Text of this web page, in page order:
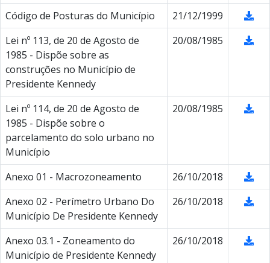
Código de Posturas do Município
21/12/1999
Lei nº 113, de 20 de Agosto de
1985 - Dispõe sobre as
construções no Município de
Presidente Kennedy
20/08/1985
Lei nº 114, de 20 de Agosto de
1985 - Dispõe sobre o
parcelamento do solo urbano no
Município
20/08/1985
Anexo 01 - Macrozoneamento
26/10/2018
Anexo 02 - Perímetro Urbano Do
Município De Presidente Kennedy
26/10/2018
Anexo 03.1 - Zoneamento do
Município de Presidente Kennedy
26/10/2018